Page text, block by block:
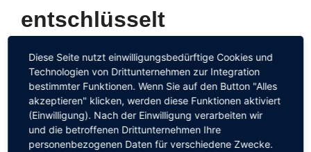
entschlüsselt
6. Januar 2024 vonRoldan
Revolutionieren Sie Ihr KMU mit
Prozessautomatisierung! 💪 In der rasch
wandelnden Geschäftswelt müssen kleine und
Diese Seite nutzt einwilligungsbedürftige Cookies und
Technologien von Drittunternehmen zur Integration
bestimmter Funktionen. Wenn Sie auf den Button "Alles
akzeptieren" klicken, werden diese Funktionen aktiviert
(Einwilligung). Nach der Einwilligung verarbeiten wir
und die betroffenen Drittunternehmen Ihre
personenbezogenen Daten für verschiedene Zwecke.